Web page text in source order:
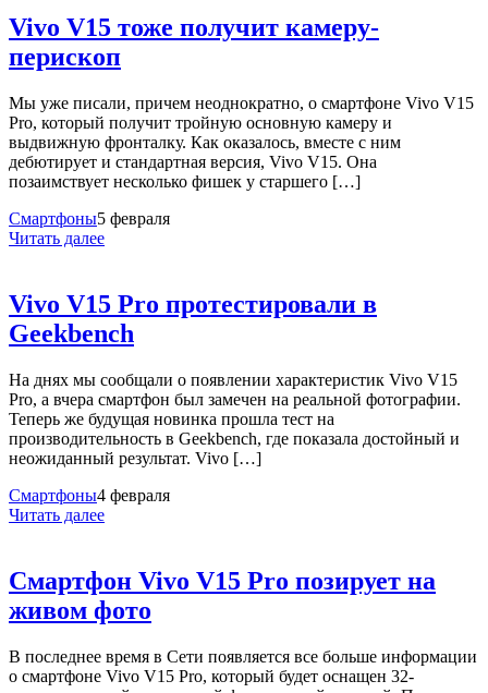
Vivo V15 тоже получит камеру-
перископ
Мы уже писали, причем неоднократно, о смартфоне Vivo V15
Pro, который получит тройную основную камеру и
выдвижную фронталку. Как оказалось, вместе с ним
дебютирует и стандартная версия, Vivo V15. Она
позаимствует несколько фишек у старшего […]
Смартфоны5 февраля
Читать далее
Vivo V15 Pro протестировали в
Geekbench
На днях мы сообщали о появлении характеристик Vivo V15
Pro, а вчера смартфон был замечен на реальной фотографии.
Теперь же будущая новинка прошла тест на
производительность в Geekbench, где показала достойный и
неожиданный результат. Vivo […]
Смартфоны4 февраля
Читать далее
Смартфон Vivo V15 Pro позирует на
живом фото
В последнее время в Сети появляется все больше информации
о смартфоне Vivo V15 Pro, который будет оснащен 32-